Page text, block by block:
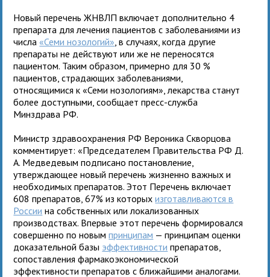
Новый перечень ЖНВЛП включает дополнительно 4
препарата для лечения пациентов с заболеваниями из
числа «Семи нозологий» , в случаях, когда другие
препараты не действуют или же не переносятся
пациентом. Таким образом, примерно для 30 %
пациентов, страдающих заболеваниями,
относящимися к «Семи нозологиям», лекарства станут
более доступными, сообщает пресс-служба
Минздрава РФ.
Министр здравоохранения РФ Вероника Скворцова
комментирует: «Председателем Правительства РФ Д.
А. Медведевым подписано постановление,
утверждающее новый перечень жизненно важных и
необходимых препаратов. Этот Перечень включает
608 препаратов, 67% из которыхизготавливаются в
России на собственных или локализованных
производствах. Впервые этот перечень формировался
совершенно по новымпринципам — принципам оценки
доказательной базы эффективности препаратов,
сопоставления фармакоэкономической
эффективности препаратов с ближайшими аналогами.